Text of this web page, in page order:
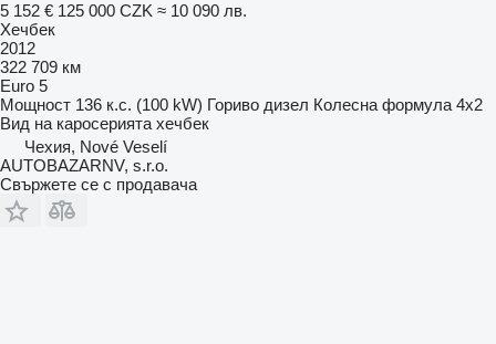
5 152 € 125 000 CZK ≈ 10 090 лв.
Хечбек
2012
322 709 км
Euro 5
Мощност 136 к.с. (100 kW) Гориво дизел Колесна формула 4x2
Вид на каросерията хечбек
Чехия, Nové Veselí
AUTOBAZARNV, s.r.o.
Свържете се с продавача